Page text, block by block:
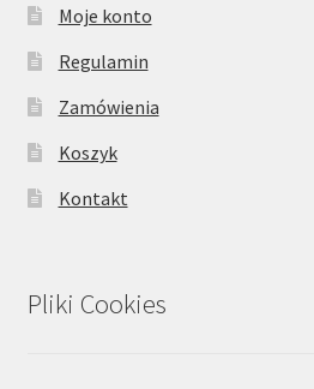
Moje konto
Regulamin
Zamówienia
Koszyk
Kontakt
Pliki Cookies